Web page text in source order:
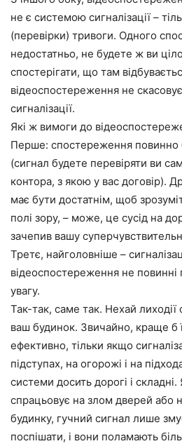
не є системою сигналізації –
(перевірки) тривоги. Одного
недостатньо, не будете ж ви
спостерігати, що там
відеоспостереження не
сигналізації.
Які ж вимоги до
Перше: спостереження повинно
(сигнал будете перевіряти ви
контора, з якою у вас договір).
має бути достатнім, щоб
полі зору, – може, це сусід на
зачепив вашу
Третє, найголовніше –
відеоспостереження не повинні
увагу.
Так-так, саме так. Нехай
ваш будинок. Звичайно, краще б
ефективно, тільки якщо
підступах, на огорожі і на
системи досить дорогі і
спрацьовує на злом дверей або
будинку, гучний сигнал лише
поспішати, і вони поламають